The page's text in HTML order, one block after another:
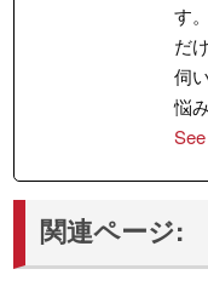
す
だ
伺
悩
関連ページ: